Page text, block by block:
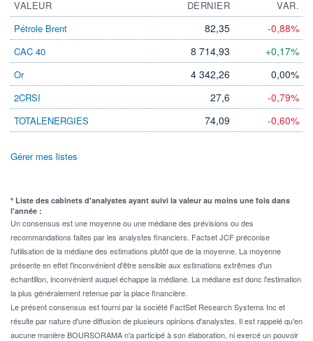
VALEUR DERNIER
VAR.
Pétrole Brent
82,35 -0,88%
CAC 40 8 714,93 +0,17%
Or 4 342,26 0,00%
2CRSI 27,6 -0,79%
TOTALENERGIES 74,09 -0,60%
Gérer mes listes
* Liste des cabinets d'analystes ayant suivi la valeur au moins une fois dans
l'année :
Un consensus est une moyenne ou une médiane des prévisions ou des
recommandations faites par les analystes financiers. Factset JCF préconise
l'utilisation de la médiane des estimations plutôt que de la moyenne. La moyenne
présente en effet l'inconvénient d'être sensible aux estimations extrêmes d'un
échantillon, inconvénient auquel échappe la médiane. La médiane est donc l'estimation
la plus généralement retenue par la place financière.
Le présent consensus est fourni par la société FactSet Research Systems Inc et
résulte par nature d'une diffusion de plusieurs opinions d'analystes. Il est rappelé qu'en
aucune manière BOURSORAMA n'a participé à son élaboration, ni exercé un pouvoir